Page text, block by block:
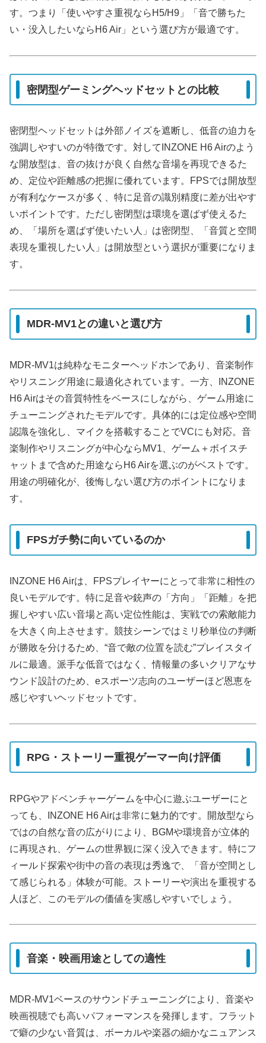
す。つまり「使いやすさ重視ならH5/H9」「音で勝ちた
い・没入したいならH6 Air」という選び方が最適です。
密閉型ゲーミングヘッドセットとの比較
密閉型ヘッドセットは外部ノイズを遮断し、低音の迫力を
強調しやすいのが特徴です。対してINZONE H6 Airのよう
な開放型は、音の抜けが良く自然な音場を再現できるた
め、定位や距離感の把握に優れています。FPSでは開放型
が有利なケースが多く、特に足音の識別精度に差が出やす
いポイントです。ただし密閉型は環境を選ばず使えるた
め、「場所を選ばず使いたい人」は密閉型、「音質と空間
表現を重視したい人」は開放型という選択が重要になりま
す。
MDR-MV1との違いと選び方
MDR-MV1は純粋なモニターヘッドホンであり、音楽制作
やリスニング用途に最適化されています。一方、INZONE
H6 Airはその音質特性をベースにしながら、ゲーム用途に
チューニングされたモデルです。具体的には定位感や空間
認識を強化し、マイクを搭載することでVCにも対応。音
楽制作やリスニングが中心ならMV1、ゲーム＋ボイスチ
ャットまで含めた用途ならH6 Airを選ぶのがベストです。
用途の明確化が、後悔しない選び方のポイントになりま
す。
FPSガチ勢に向いているのか
INZONE H6 Airは、FPSプレイヤーにとって非常に相性の
良いモデルです。特に足音や銃声の「方向」「距離」を把
握しやすい広い音場と高い定位性能は、実戦での索敵能力
を大きく向上させます。競技シーンではミリ秒単位の判断
が勝敗を分けるため、“音で敵の位置を読む”プレイスタイ
ルに最適。派手な低音ではなく、情報量の多いクリアなサ
ウンド設計のため、eスポーツ志向のユーザーほど恩恵を
感じやすいヘッドセットです。
RPG・ストーリー重視ゲーマー向け評価
RPGやアドベンチャーゲームを中心に遊ぶユーザーにと
っても、INZONE H6 Airは非常に魅力的です。開放型なら
ではの自然な音の広がりにより、BGMや環境音が立体的
に再現され、ゲームの世界観に深く没入できます。特にフ
ィールド探索や街中の音の表現は秀逸で、「音が空間とし
て感じられる」体験が可能。ストーリーや演出を重視する
人ほど、このモデルの価値を実感しやすいでしょう。
音楽・映画用途としての適性
MDR-MV1ベースのサウンドチューニングにより、音楽や
映画視聴でも高いパフォーマンスを発揮します。フラット
で癖の少ない音質は、ボーカルや楽器の細かなニュアンス